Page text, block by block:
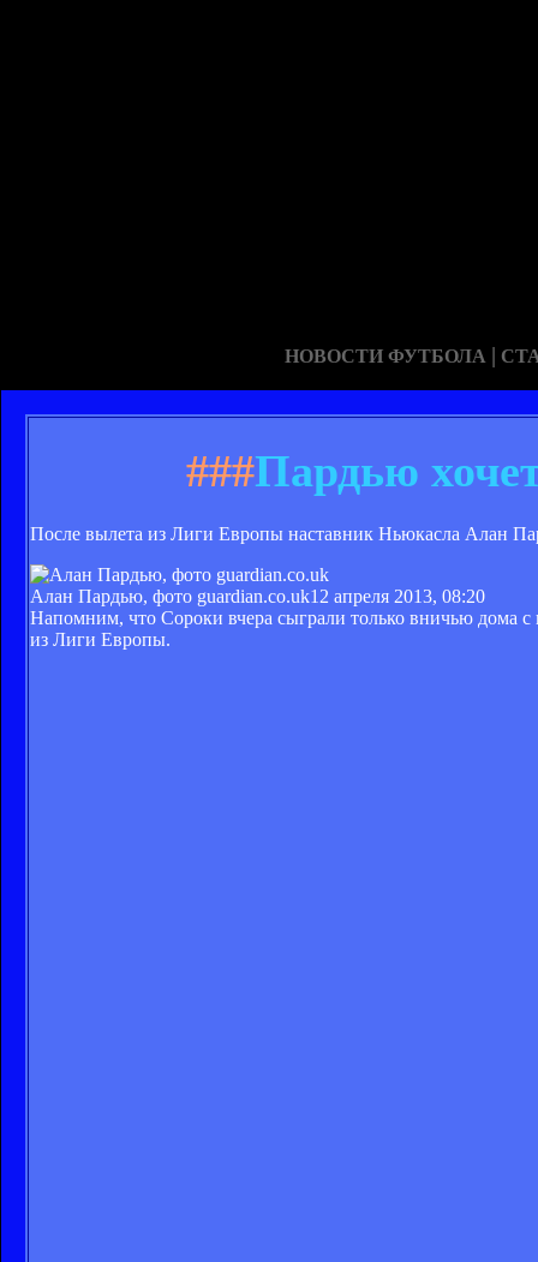
НОВОСТИ ФУТБОЛА |
###Пардью
После вылета из Лиги Европы наставник Ньюкасла Алан
Алан Пардью, фото guardian.co.uk12 апреля 2013, 08:20
Напомним, что Сороки вчера сыграли только вничью дома
из Лиги Европы.